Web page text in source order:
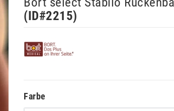
(ID#2215)
Farbe